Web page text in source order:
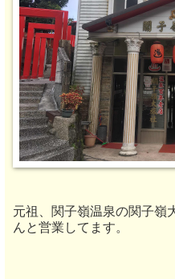
元祖、 関子嶺温泉の関子嶺
んと営業してます。